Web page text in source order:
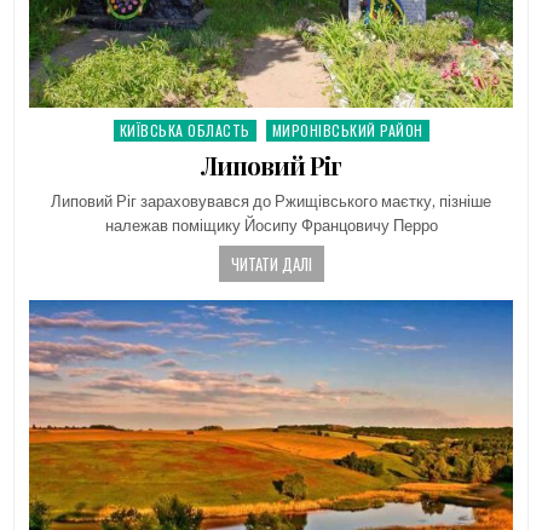
Posted
КИЇВСЬКА ОБЛАСТЬ МИРОНІВСЬКИЙ РАЙОН
Липовий Ріг
Липовий Ріг зараховувався до Ржищівського маєтку, пізніше
належав поміщику Йосипу Францовичу Перро
ЧИТАТИ ДАЛІ